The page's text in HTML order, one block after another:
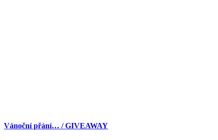
Vánoční přání… / GIVEAWAY